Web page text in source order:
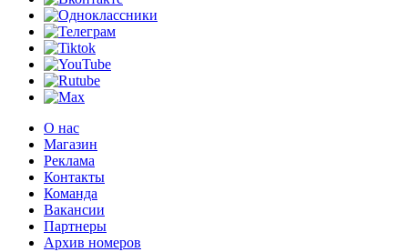
О нас
Магазин
Реклама
Контакты
Команда
Вакансии
Партнеры
Архив номеров